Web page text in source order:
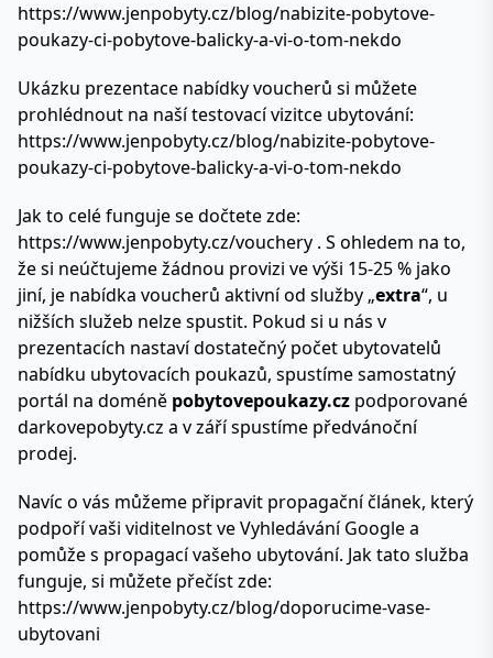
https://www.jenpobyty.cz/blog/nabizite-pobytove-
poukazy-ci-pobytove-balicky-a-vi-o-tom-nekdo
Ukázku prezentace nabídky voucherů si můžete
prohlédnout na naší testovací vizitce ubytování:
https://www.jenpobyty.cz/blog/nabizite-pobytove-
poukazy-ci-pobytove-balicky-a-vi-o-tom-nekdo
Jak to celé funguje se dočtete zde:
https://www.jenpobyty.cz/vouchery . S ohledem na to,
že si neúčtujeme žádnou provizi ve výši 15-25 % jako
jiní, je nabídka voucherů aktivní od služby „extra“, u
nižších služeb nelze spustit. Pokud si u nás v
prezentacích nastaví dostatečný počet ubytovatelů
nabídku ubytovacích poukazů, spustíme samostatný
portál na doméně pobytovepoukazy.cz podporované
darkovepobyty.cz a v září spustíme předvánoční
prodej.
Navíc o vás můžeme připravit propagační článek, který
podpoří vaši viditelnost ve Vyhledávání Google a
pomůže s propagací vašeho ubytování. Jak tato služba
funguje, si můžete přečíst zde:
https://www.jenpobyty.cz/blog/doporucime-vase-
ubytovani